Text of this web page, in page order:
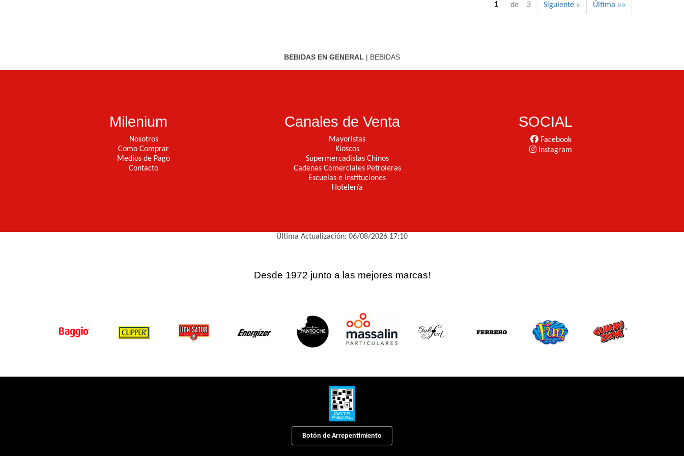
1 de 3 Siguiente » Última »»
BEBIDAS EN GENERAL | BEBIDAS
Milenium
Nosotros
Como Comprar
Medios de Pago
Contacto
Canales de Venta
Mayoristas
Kioscos
Supermercadistas Chinos
Cadenas Comerciales Petroleras
Escuelas e Instituciones
Hotelería
SOCIAL
Facebook
Instagram
Última Actualización: 06/08/2026 17:10
Desde 1972 junto a las mejores marcas!
Botón de Arrepentimiento